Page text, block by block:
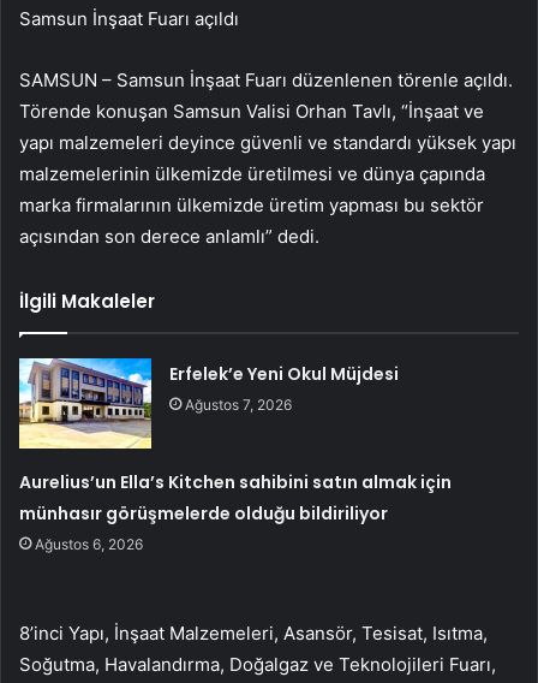
Samsun İnşaat Fuarı açıldı
SAMSUN – Samsun İnşaat Fuarı düzenlenen törenle açıldı.
Törende konuşan Samsun Valisi Orhan Tavlı, “İnşaat ve
yapı malzemeleri deyince güvenli ve standardı yüksek yapı
malzemelerinin ülkemizde üretilmesi ve dünya çapında
marka firmalarının ülkemizde üretim yapması bu sektör
açısından son derece anlamlı” dedi.
İlgili Makaleler
Erfelek’e Yeni Okul Müjdesi
Ağustos 7, 2026
Aurelius’un Ella’s Kitchen sahibini satın almak için
münhasır görüşmelerde olduğu bildiriliyor
Ağustos 6, 2026
8’inci Yapı, İnşaat Malzemeleri, Asansör, Tesisat, Isıtma,
Soğutma, Havalandırma, Doğalgaz ve Teknolojileri Fuarı,